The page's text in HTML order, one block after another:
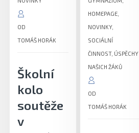
OD
TOMÁŠ HORÁK
Školní
kolo
soutěže
v
HOMEPAGE
NOVINKY,
SOCIÁLNÍ
ČINNOST, ÚSPĚCHY
NAŠICH ŽÁKŮ
OD
TOMÁŠ HORÁK